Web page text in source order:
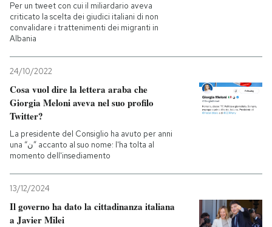
Per un tweet con cui il miliardario aveva
criticato la scelta dei giudici italiani di non
convalidare i trattenimenti dei migranti in
Albania
24/10/2022
Cosa vuol dire la lettera araba che
Giorgia Meloni aveva nel suo profilo
Twitter?
La presidente del Consiglio ha avuto per anni
una “ن” accanto al suo nome: l'ha tolta al
momento dell'insediamento
13/12/2024
Il governo ha dato la cittadinanza italiana
a Javier Milei